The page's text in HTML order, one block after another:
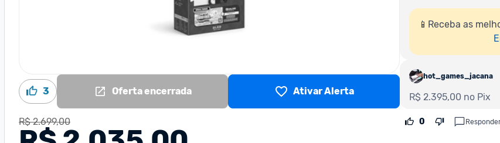
3 Oferta encerrada Ativar Alerta
R$ 2.699,00
📱Receba as
hot_games_jacana
R$ 2.395,00 no Pix
0